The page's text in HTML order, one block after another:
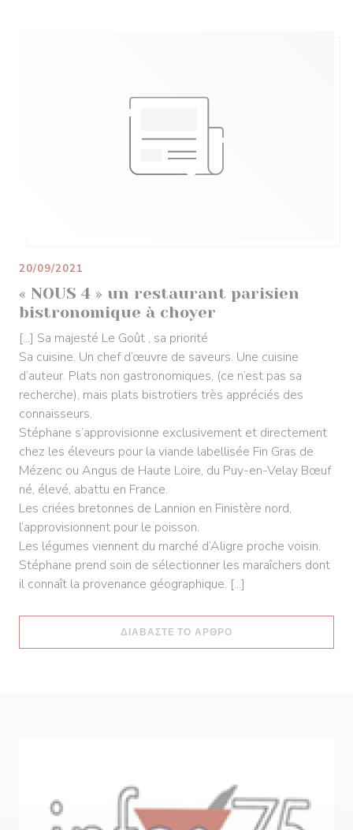
« NOUS 4 » un restaurant parisien
bistronomique à choyer
20/09/2021
[...] Sa majesté Le Goût , sa priorité
Sa cuisine. Un chef d’œuvre de saveurs. Une cuisine
d’auteur. Plats non gastronomiques, (ce n’est pas sa
recherche), mais plats bistrotiers très appréciés des
connaisseurs.
Stéphane s’approvisionne exclusivement et directement
chez les éleveurs pour la viande labellisée Fin Gras de
Mézenc ou Angus de Haute Loire, du Puy-en-Velay Bœuf
né, élevé, abattu en France.
Les criées bretonnes de Lannion en Finistère nord,
l’approvisionnent pour le poisson.
Les légumes viennent du marché d’Aligre proche voisin.
Stéphane prend soin de sélectionner les maraîchers dont
il connaît la provenance géographique. [...]
ΔΙΑΒΆΣΤΕ ΤΟ ΆΡΘΡΟ